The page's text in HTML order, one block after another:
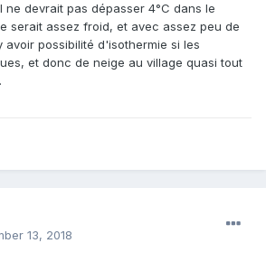
devrait pas dépasser 4°C dans le
serait assez froid, et avec assez peu de
avoir possibilité d'isothermie si les
et donc de neige au village quasi tout
13, 2018